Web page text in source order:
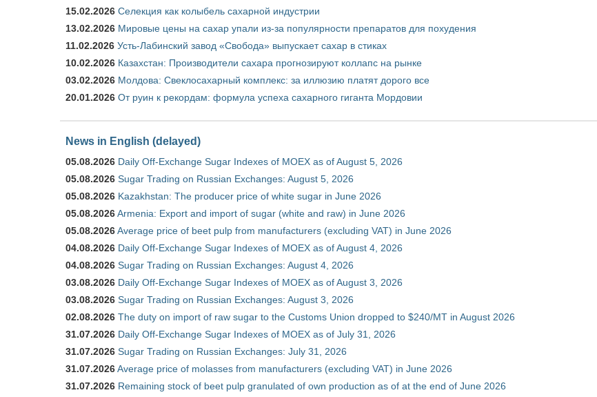
15.02.2026 Селекция как колыбель сахарной индустрии
13.02.2026 Мировые цены на сахар упали из-за популярности препаратов для похудения
11.02.2026 Усть-Лабинский завод «Свобода» выпускает сахар в стиках
10.02.2026 Казахстан: Производители сахара прогнозируют коллапс на рынке
03.02.2026 Молдова: Свеклосахарный комплекс: за иллюзию платят дорого все
20.01.2026 От руин к рекордам: формула успеха сахарного гиганта Мордовии
News in English (delayed)
05.08.2026 Daily Off-Exchange Sugar Indexes of MOEX as of August 5, 2026
05.08.2026 Sugar Trading on Russian Exchanges: August 5, 2026
05.08.2026 Kazakhstan: The producer price of white sugar in June 2026
05.08.2026Armenia: Export and import of sugar (white and raw) in June 2026
05.08.2026Average price of beet pulp from manufacturers (excluding VAT) in June 2026
04.08.2026 Daily Off-Exchange Sugar Indexes of MOEX as of August 4, 2026
04.08.2026 Sugar Trading on Russian Exchanges: August 4, 2026
03.08.2026 Daily Off-Exchange Sugar Indexes of MOEX as of August 3, 2026
03.08.2026 Sugar Trading on Russian Exchanges: August 3, 2026
02.08.2026 The duty on import of raw sugar to the Customs Union dropped to $240/MT in August 2026
31.07.2026 Daily Off-Exchange Sugar Indexes of MOEX as of July 31, 2026
31.07.2026 Sugar Trading on Russian Exchanges: July 31, 2026
31.07.2026Average price of molasses from manufacturers (excluding VAT) in June 2026
31.07.2026 Remaining stock of beet pulp granulated of own production as of at the end of June 2026